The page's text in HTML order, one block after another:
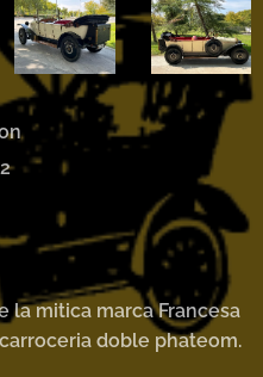
la mitica marca Francesa
doble phateom.